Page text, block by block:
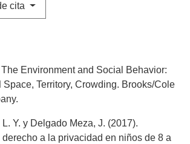
cita
Environment and Social Behavior:
Space, Territory, Crowding. Brooks/Cole
Y. y Delgado Meza, J. (2017).
a la privacidad en niños de 8 a